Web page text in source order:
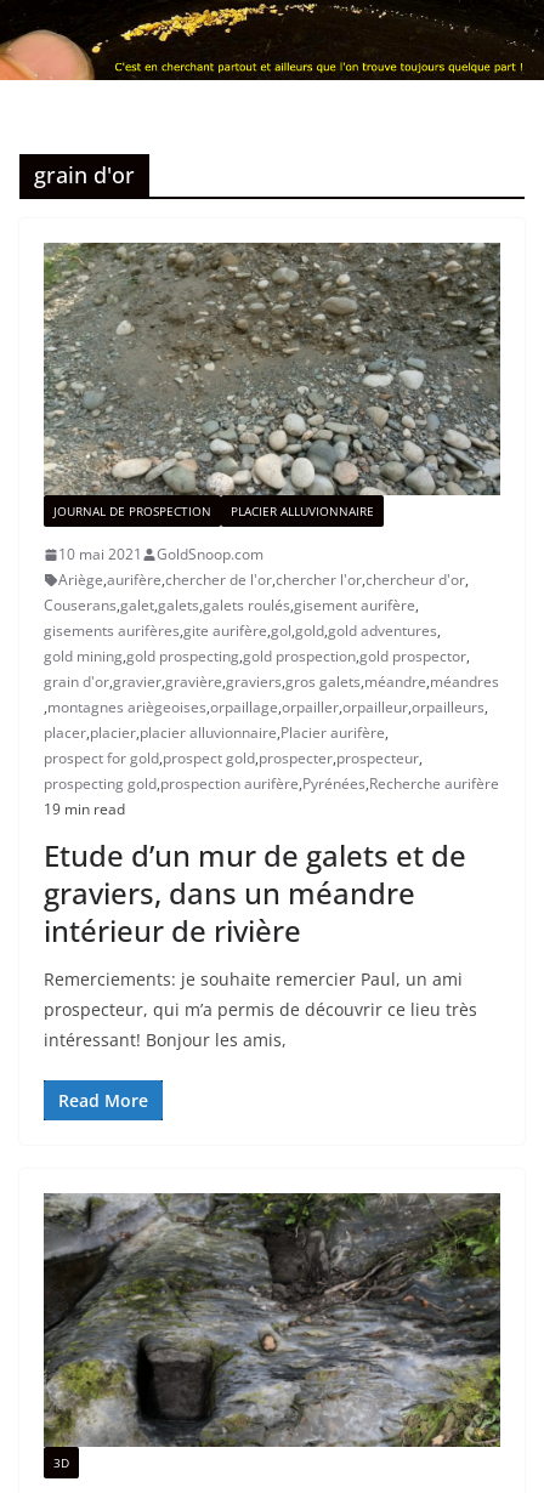
grain d'or
JOURNAL DE PROSPECTION PLACIER ALLUVIONNAIRE
10 mai 2021
GoldSnoop.com
Ariège,aurifère,chercher de l'or,chercher l'or,chercheur d'or,
Couserans,galet,galets,galets roulés,gisement aurifère,
gisements aurifères,gite aurifère,gol,gold,gold adventures,
gold mining,gold prospecting,gold prospection,gold prospector,
grain d'or,gravier,gravière,graviers,gros galets,méandre,méandres
,montagnes ariègeoises,orpaillage,orpailler,orpailleur,orpailleurs,
placer,placier,placier alluvionnaire,Placier aurifère,
prospect for gold,prospect gold,prospecter,prospecteur,
prospecting gold,prospection aurifère,Pyrénées,Recherche aurifère
19 min read
Etude d’un mur de galets et de
graviers, dans un méandre
intérieur de rivière
Remerciements: je souhaite remercier Paul, un ami
prospecteur, qui m’a permis de découvrir ce lieu très
intéressant! Bonjour les amis,
Read More
3D